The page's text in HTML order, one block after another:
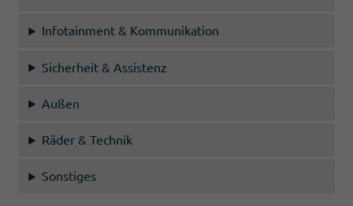
Infotainment & Kommunikation
Sicherheit & Assistenz
Außen
Räder & Technik
Sonstiges